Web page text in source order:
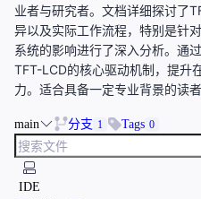
业者与研究者。文档详细探讨了
异以及实际工作流程，特别是针
系统的影响进行了深入分析。通
TFT-LCD的核心驱动机制，提升
力。适合具备一定专业背景的读
main 分支 1 Tags 0
IDE